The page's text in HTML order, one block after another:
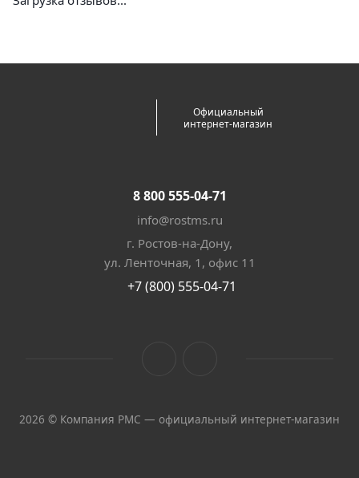
Официальный
интернет-магазин
8 800 555-04-71
info@rostms.ru
г. Ростов-на-Дону,
ул. Ленточная, 1, офис 11
+7 (800) 555-04-71
2026 © Компания РМС — официальный интернет-магазин